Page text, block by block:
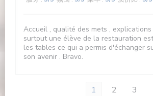
Accueil , qualité des mets ,
surtout une élève de la restauration
les tables ce qui a permis d'échanger
son avenir . Bravo.
1 2 3